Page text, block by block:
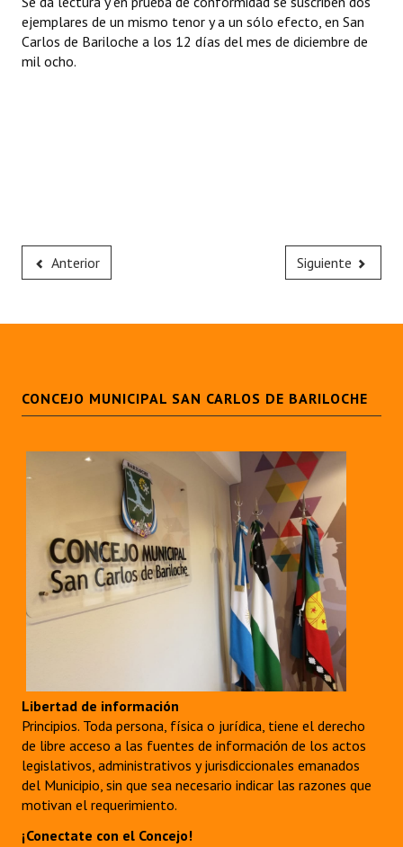
ejemplares de un mismo tenor y a un sólo efecto, en San
Carlos de Bariloche a los 12 días del mes de diciembre de
mil ocho.
Anterior Siguiente
CONCEJO MUNICIPAL SAN CARLOS DE BARILOCHE
Libertad de información
Principios. Toda persona, física o jurídica, tiene el derecho
de libre acceso a las fuentes de información de los actos
legislativos, administrativos y jurisdiccionales emanados
del Municipio, sin que sea necesario indicar las razones que
motivan el requerimiento.
¡Conectate con el Concejo!